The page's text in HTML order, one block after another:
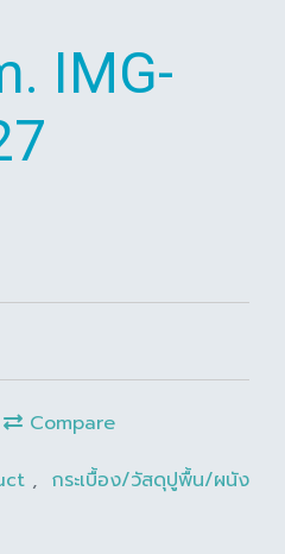
IMG-
Compare
, กระเบื้อง/วัสดุปูพื้น/ผนัง